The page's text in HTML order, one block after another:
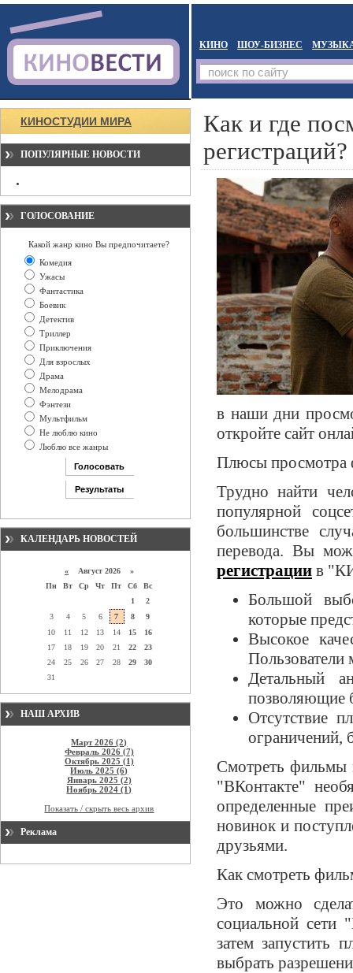
КИНО ШОУ-БИЗНЕС
КИНОСТУДИИ МИРА
ПОПУЛЯРНЫЕ НОВОСТИ
ГОЛОСОВАНИЕ
Какой жанр кино Вы предпочитаете?
Комедия
Ужасы
Фантастика
Боевик
Детектив
Триллер
Приключения
Для взрослых
Драма
Мелодрама
Фэнтези
Мультфильм
Не люблю кино
Люблю все жанры
КАЛЕНДАРЬ НОВОСТЕЙ
« Август 2026 »
Пн
Вт Ср Чт Пт Сб
Вс
1
2
3
4 5 6 7 8
9
10
11 12 13 14 15
16
17
18 19 20 21 22
23
24
25 26 27 28 29
30
31
НАШ АРХИВ
Март 2026 (2)
Февраль 2026 (7)
Октябрь 2025 (1)
Июль 2025 (6)
Январь 2025 (2)
Ноябрь 2024 (1)
Показать / скрыть весь архив
Реклама
Как и где
регистраций?
в наши дни
откройте сайт
Плюсы просмотра
Трудно найти
популярной
большинстве
перевода. Вы
регистрации в
Большой
которые
Высокое
Пользователи
Детальный
позволяющие
Отсутствие
ограничений,
Смотреть фильмы
"ВКонтакте"
определенные
новинок и
друзьями.
Как смотреть
Это можно
социальной
затем запустить
выбрать